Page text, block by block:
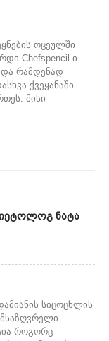
ოცეულში
Chefspencil-ი
რამდენად
ქვეყანაში.
მისი
Ნატა
სიცოცხლის
როგორც